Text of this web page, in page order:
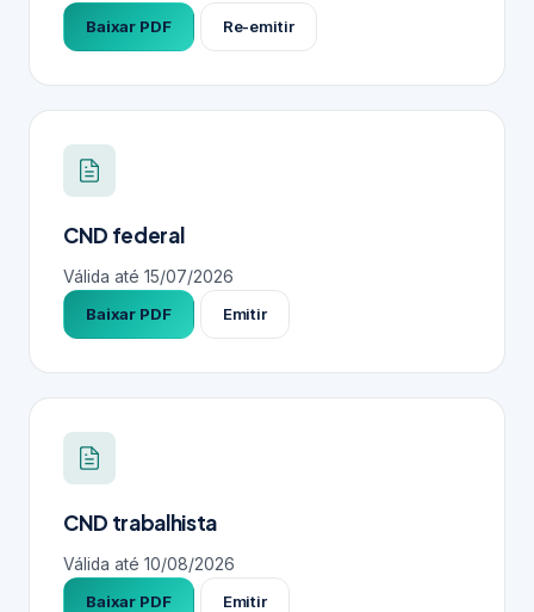
Baixar PDF
Re-emitir
CND federal
Válida até 15/07/2026
Baixar PDF
Emitir
CND trabalhista
Válida até 10/08/2026
Baixar PDF
Emitir